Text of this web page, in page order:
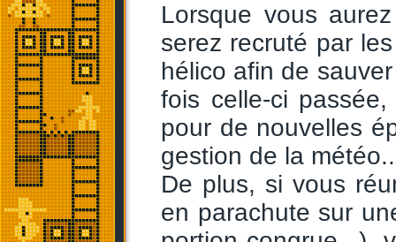
Lorsque vous
serez recruté par
hélico afin de
fois celle-ci
pour de nouvelles
gestion de la
De plus, si vous
en parachute sur